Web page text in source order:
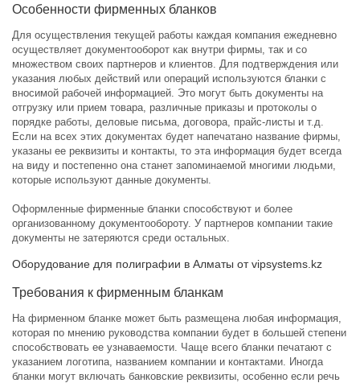
Особенности фирменных бланков
Для осуществления текущей работы каждая компания ежедневно
осуществляет документооборот как внутри фирмы, так и со
множеством своих партнеров и клиентов. Для подтверждения или
указания любых действий или операций используются бланки с
вносимой рабочей информацией. Это могут быть документы на
отгрузку или прием товара, различные приказы и протоколы о
порядке работы, деловые письма, договора, прайс-листы и т.д.
Если на всех этих документах будет напечатано название фирмы,
указаны ее реквизиты и контакты, то эта информация будет всегда
на виду и постепенно она станет запоминаемой многими людьми,
которые используют данные документы.
Оформленные фирменные бланки способствуют и более
организованному документообороту. У партнеров компании такие
документы не затеряются среди остальных.
Оборудование для полиграфии в Алматы от vipsystems.kz
Требования к фирменным бланкам
На фирменном бланке может быть размещена любая информация,
которая по мнению руководства компании будет в большей степени
способствовать ее узнаваемости. Чаще всего бланки печатают с
указанием логотипа, названием компании и контактами. Иногда
бланки могут включать банковские реквизиты, особенно если речь